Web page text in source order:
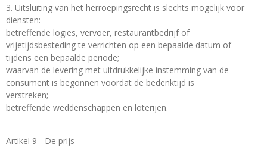
3. Uitsluiting van het herroepingsrecht is slechts mogelijk voor
diensten:
betreffende logies, vervoer, restaurantbedrijf of
vrijetijdsbesteding te verrichten op een bepaalde datum of
tijdens een bepaalde periode;
waarvan de levering met uitdrukkelijke instemming van de
consument is begonnen voordat de bedenktijd is
verstreken;
betreffende weddenschappen en loterijen.
Artikel 9 - De prijs